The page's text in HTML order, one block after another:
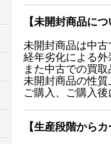
【未開封商品に
未開封商品は中古
経年劣化による外
また中古での買
未開封商品の性質
ご購入、ご購入
【生産段階から